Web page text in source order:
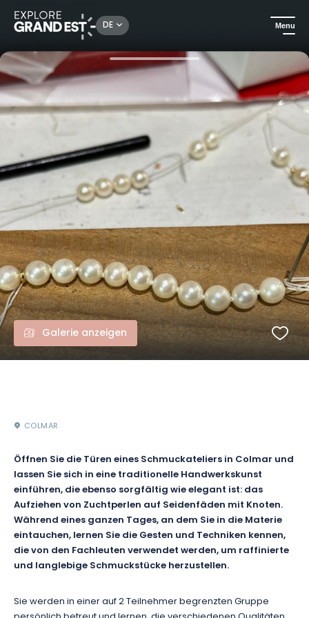
DE Menu
Sehenswertes in der Region Grand Est Workshop zum Auffädeln von Zuchtperlen mit Schleifen
Galerie anzeigen
COLMAR
Öffnen Sie die Türen eines Schmuckateliers in Colmar und
lassen Sie sich in eine traditionelle Handwerkskunst
einführen, die ebenso sorgfältig wie elegant ist: das
Aufziehen von Zuchtperlen auf Seidenfäden mit Knoten.
Während eines ganzen Tages, an dem Sie in die Materie
eintauchen, lernen Sie die Gesten und Techniken kennen,
die von den Fachleuten verwendet werden, um raffinierte
und langlebige Schmuckstücke herzustellen.
Sie werden in einer auf 2 Teilnehmer begrenzten Gruppe